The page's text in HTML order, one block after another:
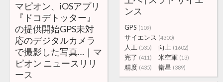
ンス
GPS (109)
サイエンス (4300)
人工 (535) 向上 (1602)
完了 (411) 米空軍 (13)
精度 (435) 衛星 (389)
マピオン、iOSアプリ
『ドコデトッター』
の提供開始GPS未対
応のデジタルカメラ
で撮影した写真…｜マ
ピオン ニュースリリ
ース